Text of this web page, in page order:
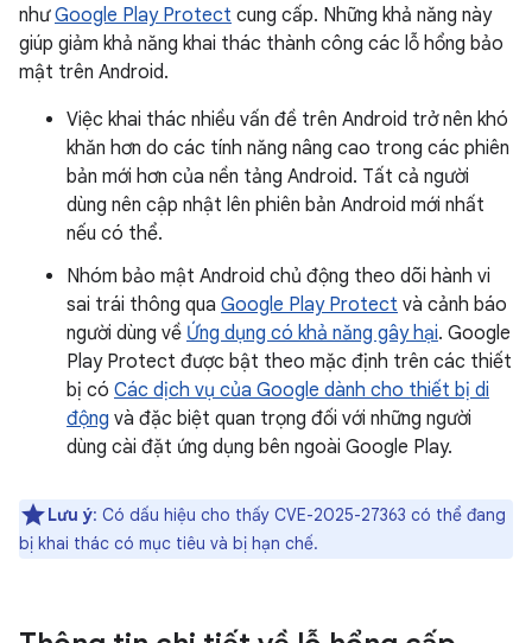
nhưGoogle Play Protect cung cấp. Những khả năng này
giúp giảm khả năng khai thác thành công các lỗ hổng bảo
mật trên Android.
Việc khai thác nhiều vấn đề trên Android trở nên khó
khăn hơn do các tính năng nâng cao trong các phiên
bản mới hơn của nền tảng Android. Tất cả người
dùng nên cập nhật lên phiên bản Android mới nhất
nếu có thể.
Nhóm bảo mật Android chủ động theo dõi hành vi
sai trái thông qua Google Play Protect và cảnh báo
người dùng về Ứng dụng có khả năng gây hại. Google
Play Protect được bật theo mặc định trên các thiết
bị có Các dịch vụ của Google dành cho thiết bị di
động và đặc biệt quan trọng đối với những người
dùng cài đặt ứng dụng bên ngoài Google Play.
Lưu ý: Có dấu hiệu cho thấy CVE-2025-27363 có thể đang
bị khai thác có mục tiêu và bị hạn chế.